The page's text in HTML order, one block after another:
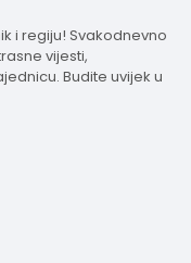
i regiju! Svakodnevno
vijesti,
Budite uvijek u